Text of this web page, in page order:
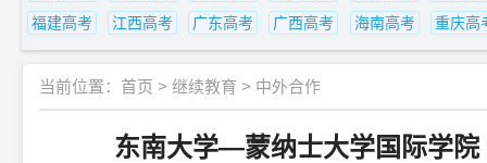
福建高考
江西高考 广东高考 广西高考 海南高考 重庆高
当前位置： 首页 > 继续教育 > 中外合作
东南大学—蒙纳士大学国际学院